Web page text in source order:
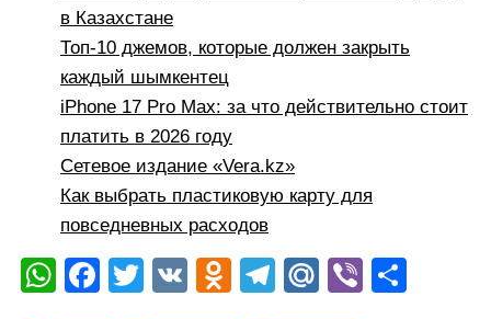
в Казахстане
Топ-10 джемов, которые должен закрыть
каждый шымкентец
iPhone 17 Pro Max: за что действительно стоит
платить в 2026 году
Сетевое издание «Vera.kz»
Как выбрать пластиковую карту для
повседневных расходов
W F
T
V
O
T
M Vi